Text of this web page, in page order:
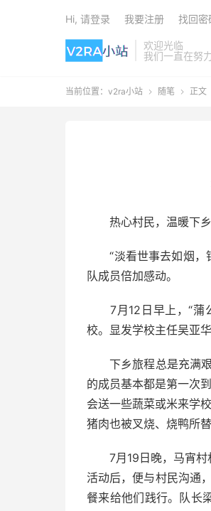
欢迎光临
我们一直在努
Hi, 请登录 我要注册 找回密
当前位置： v2ra小站  随笔  正文
热心村民，温暖下
“淡看世事去如烟，铭
队成员倍加感动。
7月12日早上，“蒲公
校。显发学校主任吴亚
下乡旅程总是充满艰
的成员基本都是第一次
会送一些蔬菜或米来学
猪肉也被叉烧、烧鸭所
7月19日晚，马宵村村
活动后，便与村民沟通
餐来给他们践行。队长